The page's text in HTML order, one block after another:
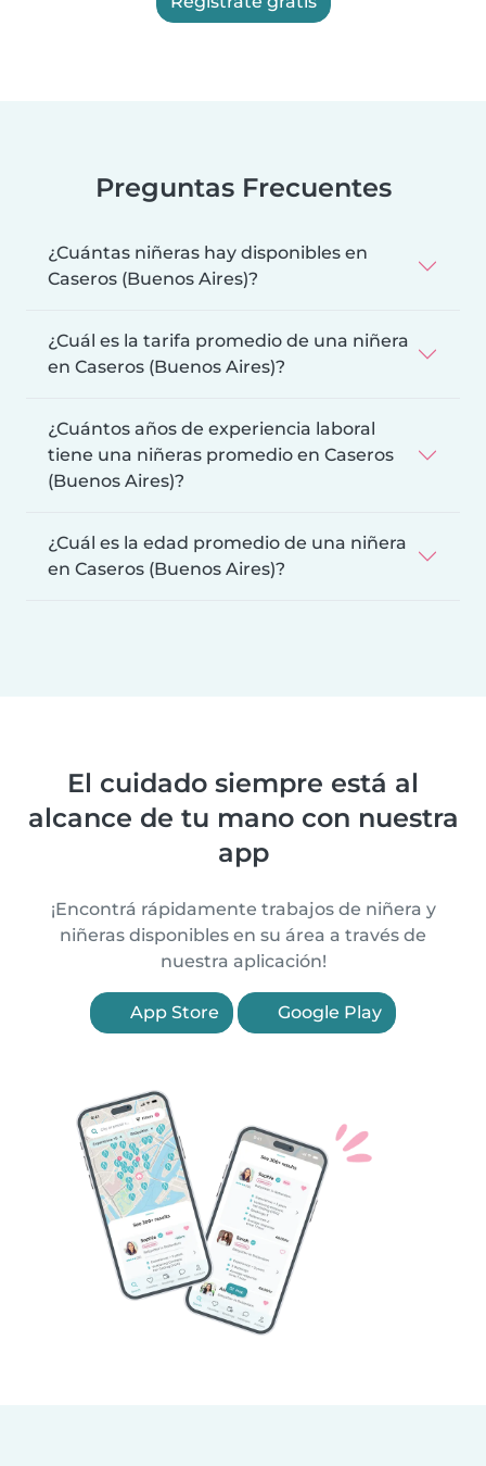
Preguntas Frecuentes
¿Cuántas niñeras hay disponibles en
Caseros (Buenos Aires)?
¿Cuál es la tarifa promedio de una niñera
en Caseros (Buenos Aires)?
¿Cuántos años de experiencia laboral
tiene una niñeras promedio en Caseros
(Buenos Aires)?
¿Cuál es la edad promedio de una niñera
en Caseros (Buenos Aires)?
El cuidado siempre está al
alcance de tu mano con nuestra
app
¡Encontrá rápidamente trabajos de niñera y
niñeras disponibles en su área a través de
nuestra aplicación!
App Store Google Play